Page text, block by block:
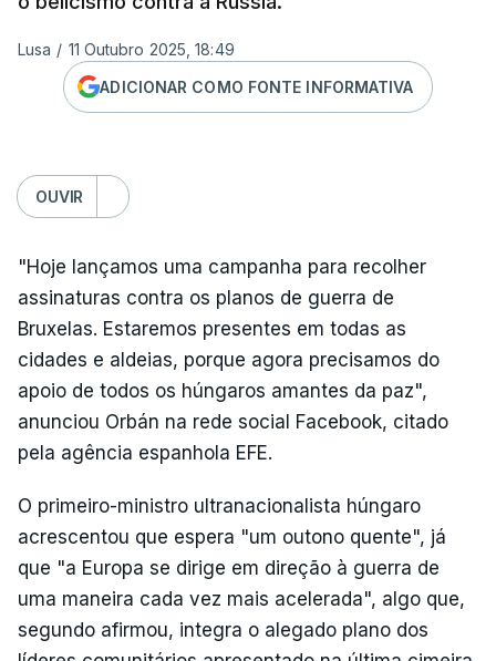
Lusa / 11 Outubro 2025, 18:49
ADICIONAR COMO FONTE INFORMATIVA
OUVIR
"Hoje lançamos uma campanha para recolher
assinaturas contra os planos de guerra de
Bruxelas. Estaremos presentes em todas as
cidades e aldeias, porque agora precisamos do
apoio de todos os húngaros amantes da paz",
anunciou Orbán na rede social Facebook, citado
pela agência espanhola EFE.
O primeiro-ministro ultranacionalista húngaro
acrescentou que espera "um outono quente", já
que "a Europa se dirige em direção à guerra de
uma maneira cada vez mais acelerada", algo que,
segundo afirmou, integra o alegado plano dos